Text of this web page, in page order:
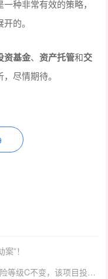
种非常有效的策略，
的。
资基金、资产托管和交
尽情期待。
”！
下一篇：区块链评级机构：维持WICC风险等级C不变，该项目投资风险较高